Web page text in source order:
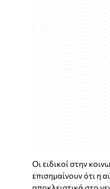
Οι ειδικοί στην
επισημαίνουν ότι η